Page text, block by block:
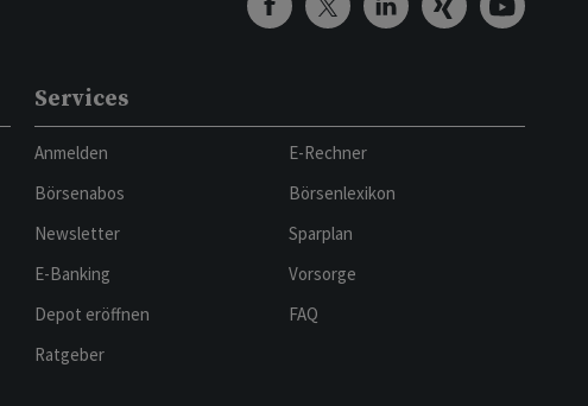
Services
Anmelden
Börsenabos
Newsletter
E-Banking
Depot eröffnen
Ratgeber
E-Rechner
Börsenlexikon
Sparplan
Vorsorge
FAQ